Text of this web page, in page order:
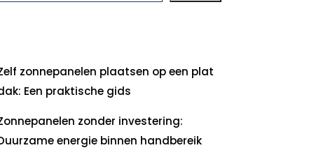
zonnepanelen plaatsen op een plat
Een praktische gids
zonder investering:
energie binnen handbereik